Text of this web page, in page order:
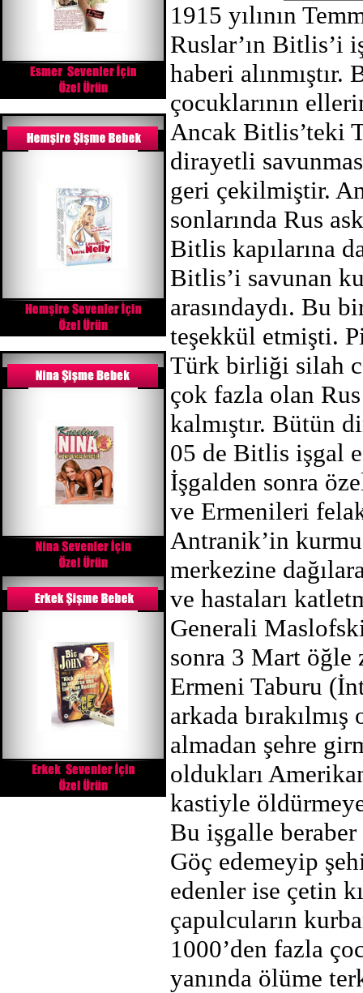
1915 yılının
Ruslar’ın Bitlis’i
haberi
çocuklarının
Ancak Bitlis’teki
dirayetli
geri çekilmiştir.
sonlarında Rus
Bitlis kapılarına
Bitlis’i savunan
arasındaydı. Bu
teşekkül etmişti.
Türk birliği silah
çok fazla olan
kalmıştır. Bütün
05 de Bitlis işgal
İşgalden sonra
ve Ermenileri
Antranik’in
merkezine
ve hastaları
Generali
sonra 3 Mart öğle
Ermeni Taburu
arkada
almadan şehre
oldukları
kastiyle
Bu işgalle
Göç edemeyip
edenler ise çetin
çapulcuların
1000’den fazla
yanında ölüme